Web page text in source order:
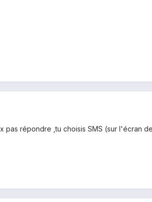
répondre ,tu choisis SMS (sur l'écran